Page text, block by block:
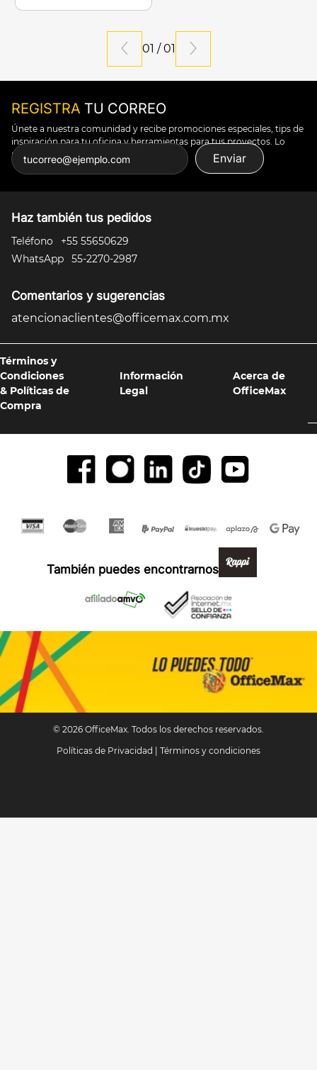
01 /01
REGISTRA TU CORREO
Únete a nuestra comunidad y recibe promociones especiales, tips de
inspiración para tu oficina y herramientas para tus proyectos. Lo
puedes todo.
Enviar
Haz también tus pedidos
Teléfono
+55 55650629
WhatsApp
55-2270-2987
Comentarios y sugerencias
atencionaclientes@officemax.com.mx
Términos y
Condiciones
& Políticas de
Compra
Información
Legal
Acerca de
OfficeMax
Formas de pago y compra 100% segura
También puedes encontrarnos en:
© 2026 OfficeMax. Todos los derechos reservados.
Políticas de Privacidad
Términos y condiciones